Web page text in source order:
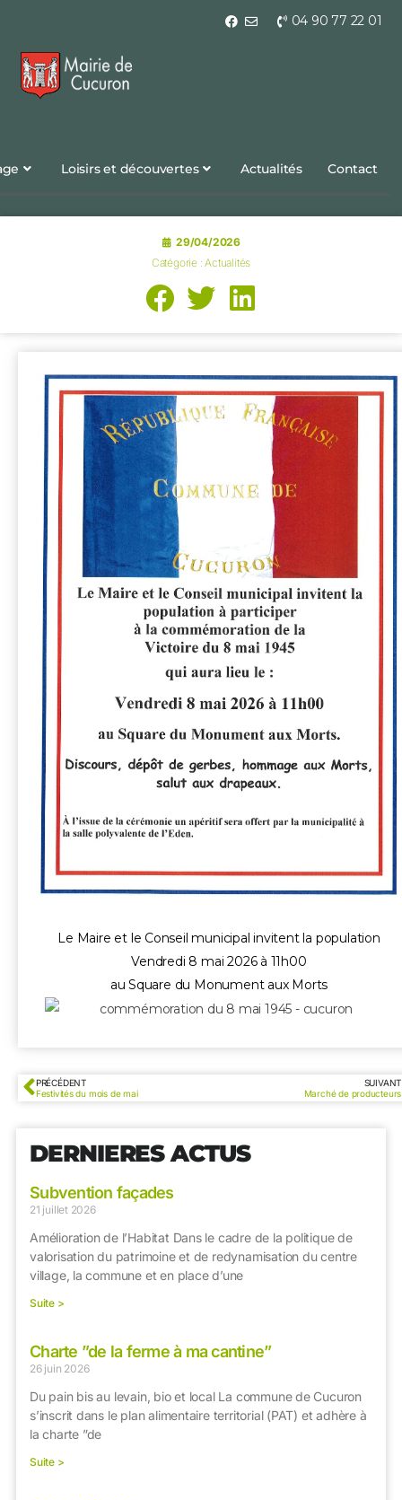
04 90 77 22 01
Loisirs et découvertes Actualités Contact
29/04/2026
Catégorie :Actualités
Le Maire et le Conseil municipal invitent la population
Vendredi 8 mai 2026 à 11h00
au Square du Monument aux Morts
PRÉCÉDENT
Festivités du mois de mai
SUIVANT
Marché de producteurs
DERNIERES ACTUS
Subvention façades
21 juillet 2026
Amélioration de l’Habitat Dans le cadre de la politique de
valorisation du patrimoine et de redynamisation du centre
village, la commune et en place d’une
Suite >
Charte ”de la ferme à ma cantine”
26 juin 2026
Du pain bis au levain, bio et local La commune de Cucuron
s’inscrit dans le plan alimentaire territorial (PAT) et adhère à
la charte ”de
Suite >